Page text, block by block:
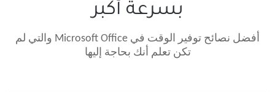
بسرعة أكبر
أفضل نصائح توفير الوقت في Microsoft Office والتي لم
تكن تعلم أنك بحاجة إليها